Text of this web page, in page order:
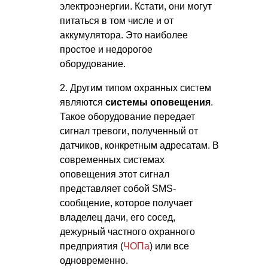
электроэнергии. Кстати, они могут
питаться в том числе и от
аккумулятора. Это наиболее
простое и недорогое
оборудование.
2. Другим типом охранных систем
являются системы оповещения.
Такое оборудование передает
сигнал тревоги, полученный от
датчиков, конкретным адресатам. В
современных системах
оповещения этот сигнал
представляет собой SMS-
сообщение, которое получает
владелец дачи, его сосед,
дежурный частного охранного
предприятия (ЧОПа) или все
одновременно.